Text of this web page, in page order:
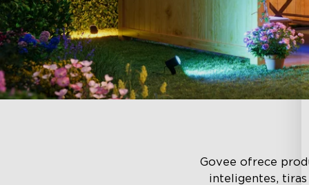
Govee ofrece
inteligentes,